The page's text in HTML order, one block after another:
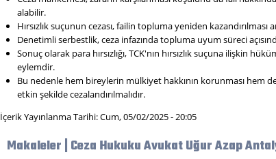
alabilir.
Hırsızlık suçunun cezası, failin topluma yeniden
Denetimli serbestlik, ceza infazında topluma uyum süreci
Sonuç olarak para hırsızlığı, TCK'nın hırsızlık suçuna ilişkin
eylemdir.
Bu nedenle hem bireylerin mülkiyet hakkının korunması hem
etkin şekilde cezalandırılmalıdır.
İçerik Yayınlanma Tarihi: Cum, 05/02/2025 - 20:05
Makaleler | Ceza Hukuku Avukat Uğur Azap